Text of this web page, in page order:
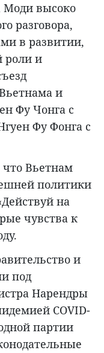
Моди высоко
разговора,
в развитии,
роли и
и
Фу Чонга с
Фу Фонга с
Вьетнам
политики
на
чувства к
и
под
Нарендры
COVID-
партии